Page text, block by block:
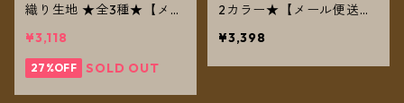
織り生地 ★全3種★【メー
¥3,118
27%OFF SOLD OUT
2カラー★【メール便送料
¥3,398